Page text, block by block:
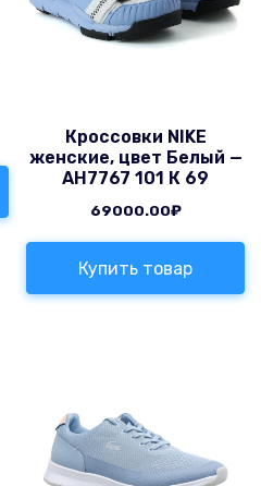
Кроссовки NIKE
женские, цвет Белый —
AH7767 101 К 69
69000.00₽
Купить товар